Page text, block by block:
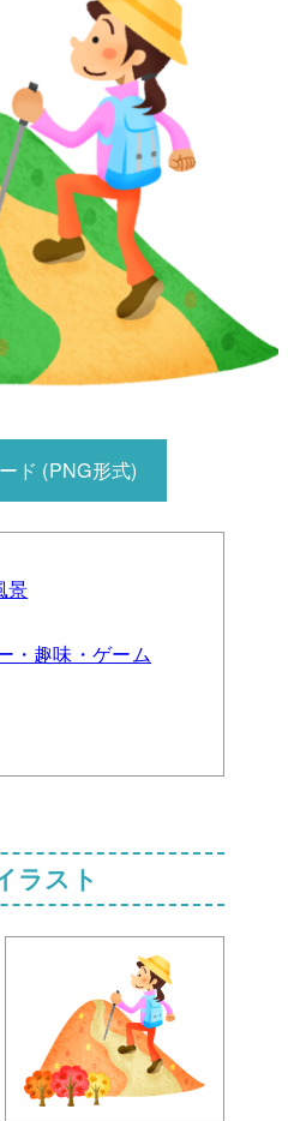
ド (PNG形式)
景
・趣味・ゲーム
ラスト